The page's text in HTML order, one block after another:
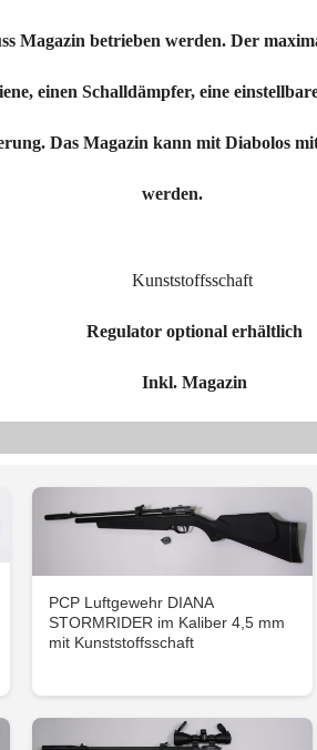
Magazin betrieben werden. Der
einen Schalldämpfer, eine
Das Magazin kann mit Diabolos
werden.
Kunststoffsschaft
Regulator optional erhältlich
Inkl. Magazin
PCP Luftgewehr DIANA
STORMRIDER im Kaliber 4,5 mm
mit Kunststoffsschaft